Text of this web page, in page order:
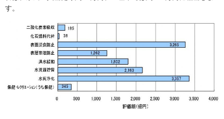
す。